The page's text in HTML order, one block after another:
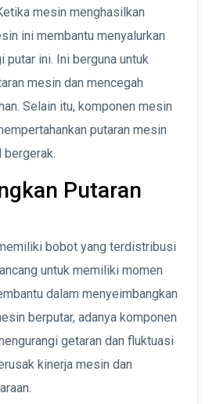
mesin menghasilkan
ini membantu menyalurkan
putar ini. Ini berguna untuk
mesin dan mencegah
Selain itu, komponen mesin
putaran mesin
Putaran
bobot yang terdistribusi
untuk memiliki momen
dalam menyeimbangkan
berputar, adanya komponen
getaran dan fluktuasi
kinerja mesin dan